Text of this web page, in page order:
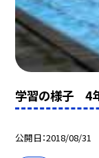
学習の様子 4
公開日 2018/08/31